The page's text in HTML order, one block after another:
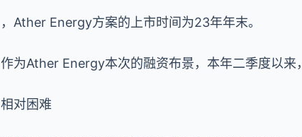
，Ather Energy方案的上市时间为23年年末。
作为Ather Energy本次的融资布景，本年二季度以来
相对困难